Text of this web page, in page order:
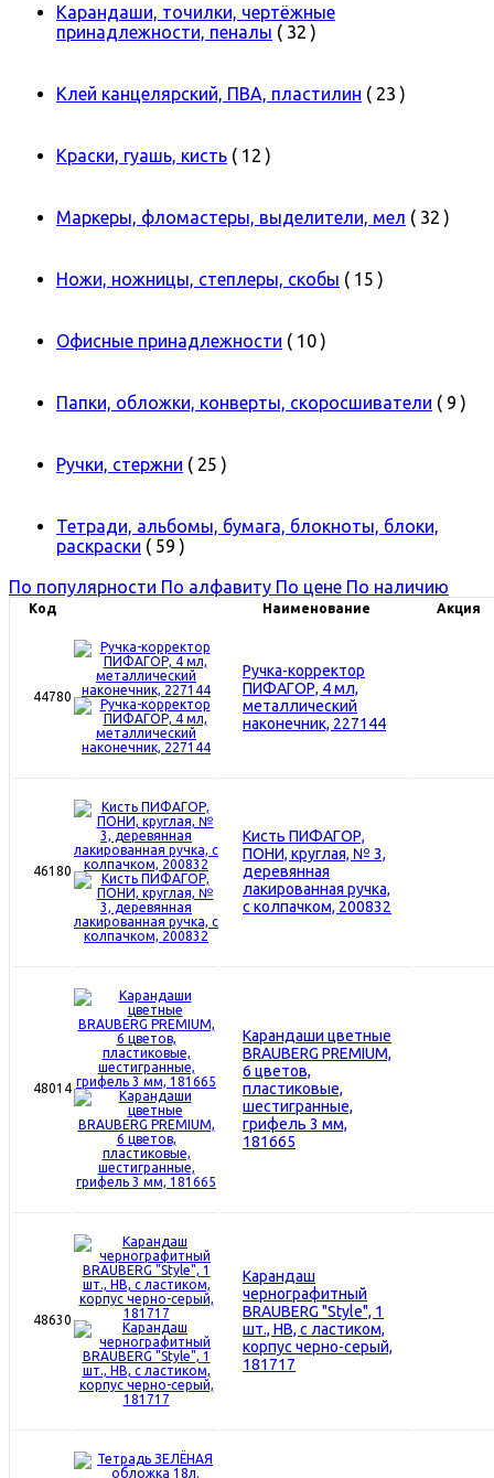
Карандаши, точилки, чертёжные
принадлежности, пеналы ( 32 )
Клей канцелярский, ПВА, пластилин ( 23 )
Краски, гуашь, кисть ( 12 )
Маркеры, фломастеры, выделители, мел ( 32 )
Ножи, ножницы, степлеры, скобы ( 15 )
Офисные принадлежности ( 10 )
Папки, обложки, конверты, скоросшиватели ( 9 )
Ручки, стержни ( 25 )
Тетради, альбомы, бумага, блокноты, блоки,
раскраски ( 59 )
По популярности По алфавиту По цене По наличию
Код Наименование Акция
44780
Ручка-корректор
ПИФАГОР, 4 мл,
металлический
наконечник, 227144
46180
Кисть ПИФАГОР,
ПОНИ, круглая, № 3,
деревянная
лакированная ручка,
с колпачком, 200832
48014
Карандаши цветные
BRAUBERG PREMIUM,
6 цветов,
пластиковые,
шестигранные,
грифель 3 мм,
181665
48630
Карандаш
чернографитный
BRAUBERG "Style", 1
шт., HB, с ластиком,
корпус черно-серый,
181717